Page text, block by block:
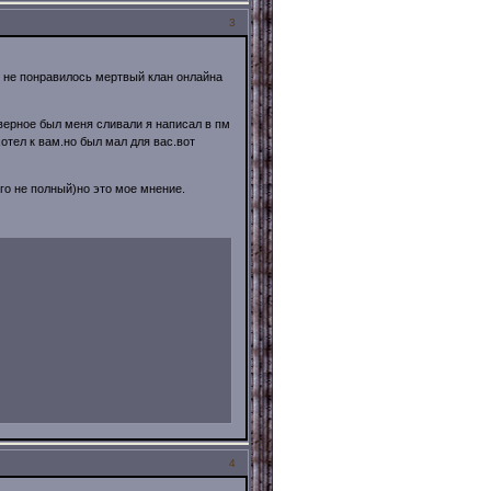
3
понравилось мертвый клан онлайна
был меня сливали я написал в пм
к вам.но был мал для вас.вот
не полный)но это мое мнение.
4